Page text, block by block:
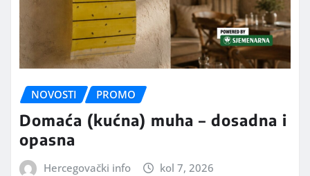
NOVOSTI PROMO
Domaća (kućna) muha – dosadna i
opasna
Hercegovački info kol 7, 2026